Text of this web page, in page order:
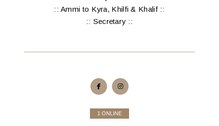
:: Ammi to Kyra, Khilfi & Khalif ::
:: Secretary ::
1 ONLINE